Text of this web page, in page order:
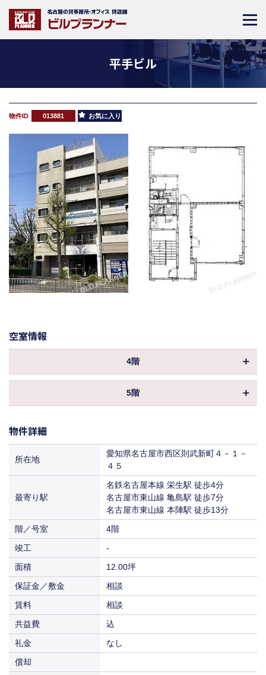
平手ビル
物件ID 013881 お気に入り
空室情報
4階
物件ID
013881
込
賃料
相談
即入居
5階
保証金／敷金
相談
込
相談
物件詳細
所在地
愛知県名古屋市西区則武新町４－１－
４５
最寄り駅
名鉄名古屋本線 栄生駅 徒歩4分
名古屋市東山線 亀島駅 徒歩7分
名古屋市東山線 本陣駅 徒歩13分
階／号室
4階
竣工
-
面積
12.00坪
保証金／敷金
相談
賃料
相談
共益費
込
礼金
なし
償却